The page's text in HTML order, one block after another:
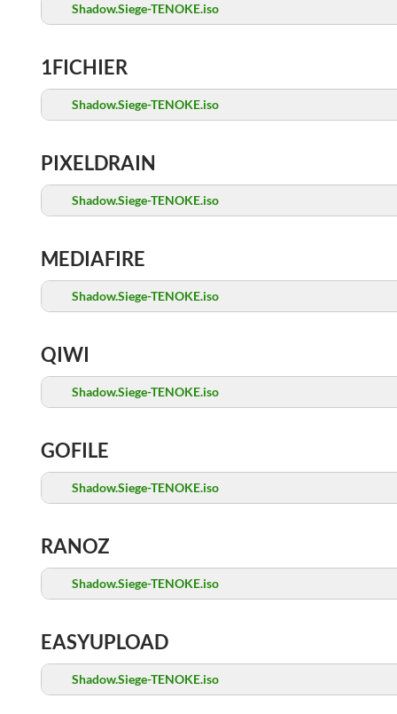
Shadow.Siege-TENOKE.iso
1FICHIER
Shadow.Siege-TENOKE.iso
PIXELDRAIN
Shadow.Siege-TENOKE.iso
MEDIAFIRE
Shadow.Siege-TENOKE.iso
QIWI
Shadow.Siege-TENOKE.iso
GOFILE
Shadow.Siege-TENOKE.iso
RANOZ
Shadow.Siege-TENOKE.iso
EASYUPLOAD
Shadow.Siege-TENOKE.iso